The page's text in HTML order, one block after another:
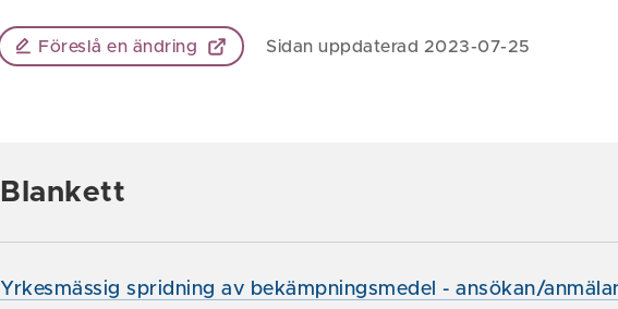
Föreslå en ändring Sidan uppdaterad 2023-07-25
Blankett
Yrkesmässig spridning av bekämpningsmedel - ansökan/